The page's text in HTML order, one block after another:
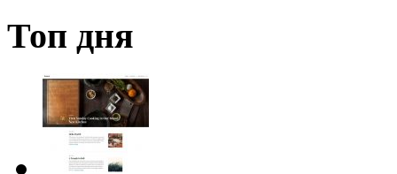
Топ дня